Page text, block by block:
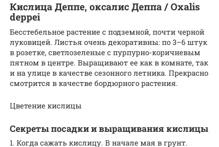
Кислица Деппе, оксалис Деппа / Oxalis
deppei
Бесстебельное растение с подземной, почти черной
луковицей. Листья очень декоративны: по 3–6 штук
в розетке, светлозеленые с пурпурно-коричневым
пятном в центре. Выращивают ее как в комнате, так
и на улице в качестве сезонного летника. Прекрасно
смотрится в качестве бордюрного растения.
Цветение кислицы
Секреты посадки и выращивания кислицы
1. Когда сажать кислицу. В начале мая в грунт.